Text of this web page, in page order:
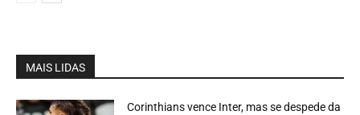
MAIS LIDAS
Corinthians vence Inter, mas se despede da